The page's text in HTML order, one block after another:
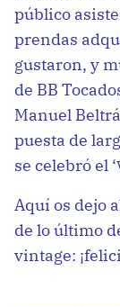
público
prendas
gustaron, y
de BB
Manuel
puesta de
se celebró el ‘
Aquí os dejo
de lo último
vintage: